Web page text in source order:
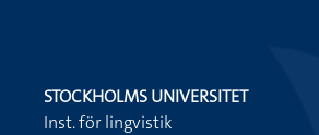
STOCKHOLMS UNIVERSITET
Inst. för lingvistik